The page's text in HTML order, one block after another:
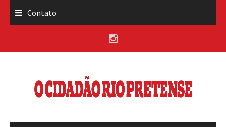
Contato